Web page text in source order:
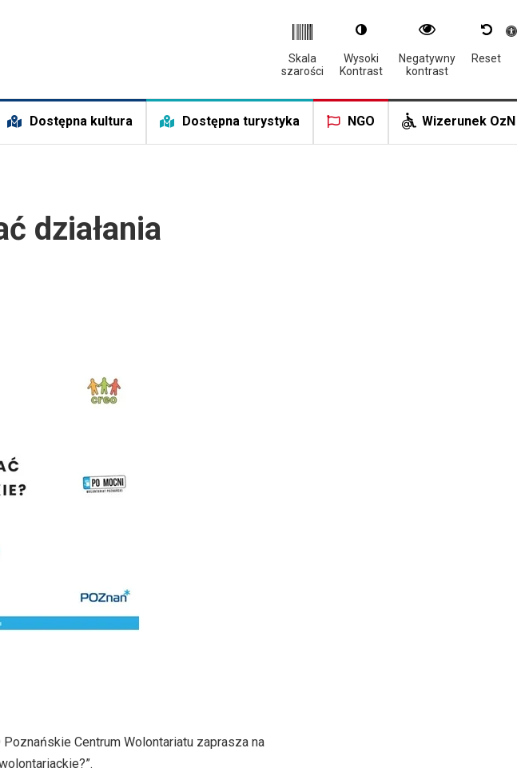
Skala
szarości
Wysoki
Kontrast
Negatywny
kontrast
Reset
Dostępna kultura Dostępna turystyka NGO Wizerunek OzN
działania
Centrum Wolontariatu zaprasza na